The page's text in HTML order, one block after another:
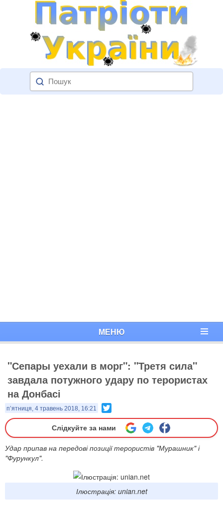
МЕНЮ
"Сепары уехали в морг": "Третя сила"
завдала потужного удару по терористах
на Донбасі
п’ятниця, 4 травень 2018, 16:21
Слідкуйте за нами
Удар припав на передові позиції терористів "Мурашник" і
"Фурункул".
Ілюстрація: unian.net